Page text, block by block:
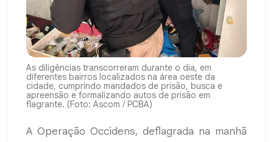
As diligências transcorreram durante o dia, em
diferentes bairros localizados na área oeste da
cidade, cumprindo mandados de prisão, busca e
apreensão e formalizando autos de prisão em
flagrante. (Foto: Ascom / PCBA)
A Operação Occidens, deflagrada na manhã